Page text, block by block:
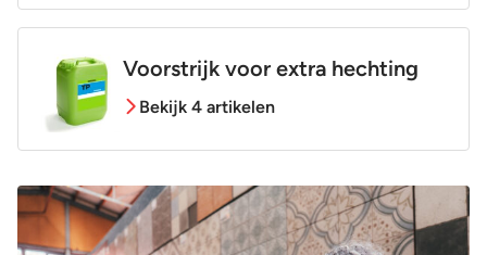
Voorstrijk voor extra hechting
Bekijk 4 artikelen